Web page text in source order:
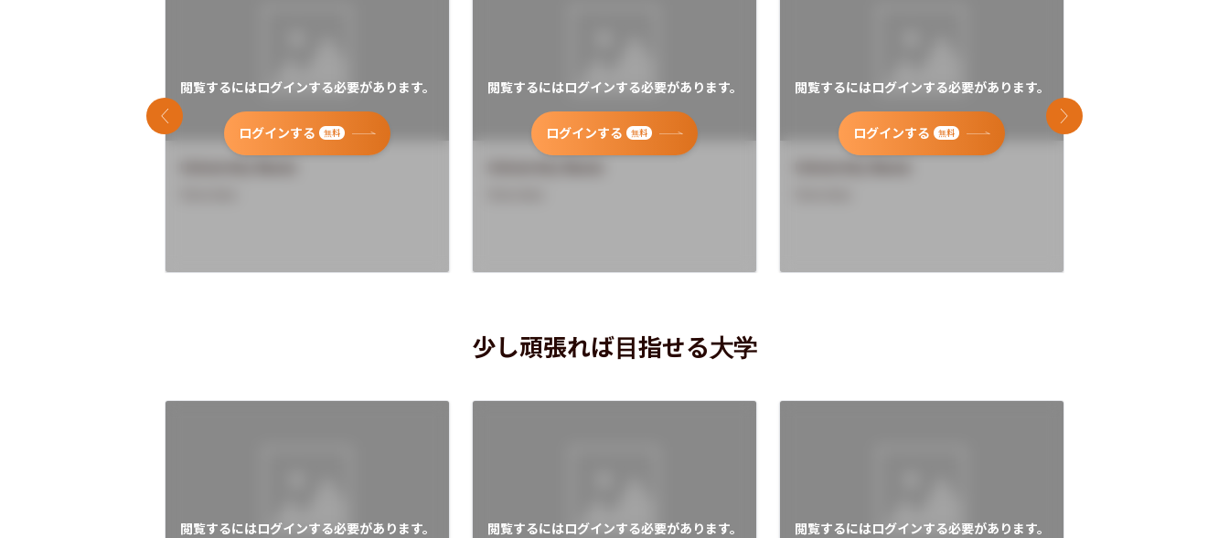
閲覧するにはログインする必要があります。
ログインする 無料
閲覧するにはログインする必要があります。
ログインする 無料
閲覧するにはログインする必要があります。
ログインする 無料
前のスライド 次のスライド
少し頑張れば目指せる大学
閲覧するにはログインする必要があります。 閲覧するにはログインする必要があります。 閲覧するにはログインする必要があります。